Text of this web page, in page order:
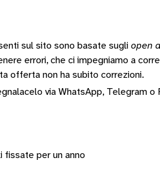
sul sito sono basate sugli open
errori, che ci impegniamo a
offerta non ha subito correzioni.
via WhatsApp, Telegram o
fissate per un anno